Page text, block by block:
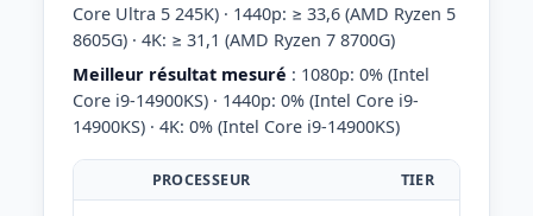
Core Ultra 5 245K) · 1440p: ≥ 33,6 (AMD Ryzen 5
8605G) · 4K: ≥ 31,1 (AMD Ryzen 7 8700G)
Meilleur résultat mesuré : 1080p: 0% (Intel
Core i9-14900KS) · 1440p: 0% (Intel Core i9-
14900KS) · 4K: 0% (Intel Core i9-14900KS)
PROCESSEUR TIER